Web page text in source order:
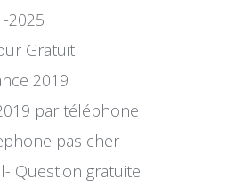
2025
Gratuit
2019
par téléphone
pas cher
Question gratuite